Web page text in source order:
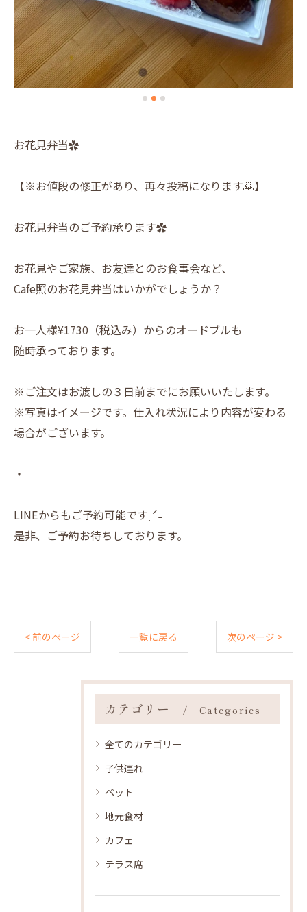
お花見弁当✿
【※お値段の修正があり、再々投稿になります🙇】
お花見弁当のご予約承ります✿
お花見やご家族、お友達とのお食事会など、
Cafe照のお花見弁当はいかがでしょうか？
お一人様¥1730（税込み）からのオードブルも
随時承っております。
※ご注文はお渡しの３日前までにお願いいたします。
※写真はイメージです。仕入れ状況により内容が変わる
場合がございます。
・
LINEからもご予約可能ですˎˊ˗
是非、ご予約お待ちしております。
< 前のページ 一覧に戻る 次のページ >
カテゴリー Categories
全てのカテゴリー
子供連れ
ペット
地元食材
カフェ
テラス席